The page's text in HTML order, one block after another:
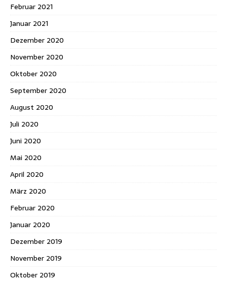
Februar 2021
Januar 2021
Dezember 2020
November 2020
Oktober 2020
September 2020
August 2020
Juli 2020
Juni 2020
Mai 2020
April 2020
März 2020
Februar 2020
Januar 2020
Dezember 2019
November 2019
Oktober 2019